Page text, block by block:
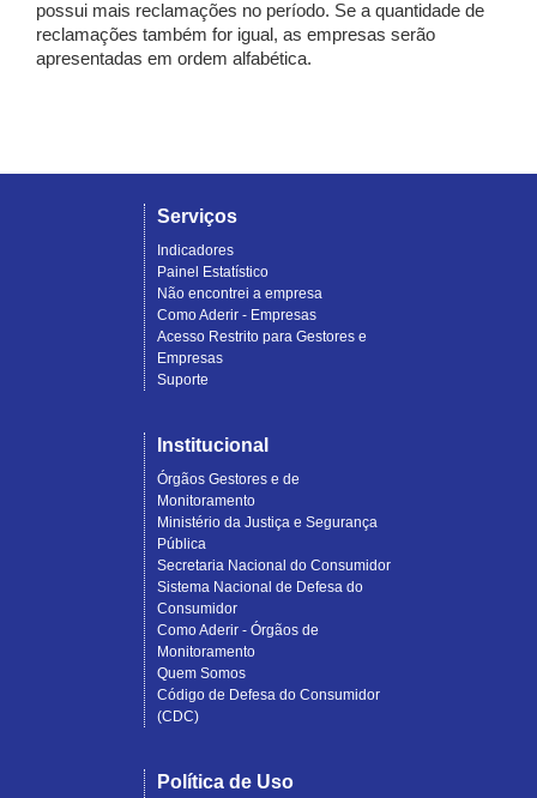
possui mais reclamações no período. Se a quantidade de
reclamações também for igual, as empresas serão
apresentadas em ordem alfabética.
Serviços
Indicadores
Painel Estatístico
Não encontrei a empresa
Como Aderir - Empresas
Acesso Restrito para Gestores e
Empresas
Suporte
Institucional
Órgãos Gestores e de
Monitoramento
Ministério da Justiça e Segurança
Pública
Secretaria Nacional do Consumidor
Sistema Nacional de Defesa do
Consumidor
Como Aderir - Órgãos de
Monitoramento
Quem Somos
Código de Defesa do Consumidor
(CDC)
Política de Uso